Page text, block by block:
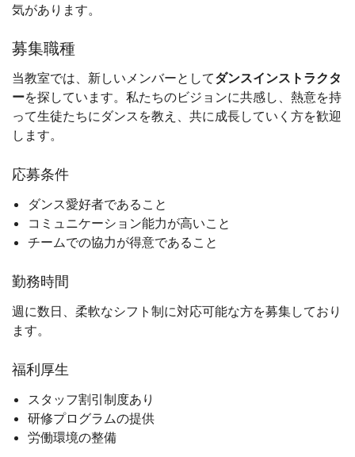
気があります。
募集職種
当教室では、新しいメンバーとしてダンスインストラクタ
ーを探しています。私たちのビジョンに共感し、熱意を持
って生徒たちにダンスを教え、共に成長していく方を歓迎
します。
応募条件
ダンス愛好者であること
コミュニケーション能力が高いこと
チームでの協力が得意であること
勤務時間
週に数日、柔軟なシフト制に対応可能な方を募集しており
ます。
福利厚生
スタッフ割引制度あり
研修プログラムの提供
労働環境の整備